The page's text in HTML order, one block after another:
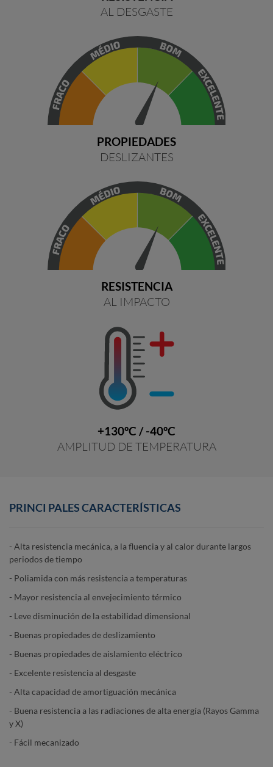
AL DESGASTE
PROPIEDADES
DESLIZANTES
RESISTENCIA
AL IMPACTO
+130ºC / -40ºC
AMPLITUD DE TEMPERATURA
PRINCI PALESCARACTERÍSTICAS
- Alta resistencia mecánica, a la fluencia y al calor durante largos
periodos de tiempo
- Poliamida con más resistencia a temperaturas
- Mayor resistencia al envejecimiento térmico
- Leve disminución de la estabilidad dimensional
- Buenas propiedades de deslizamiento
- Buenas propiedades de aislamiento eléctrico
- Excelente resistencia al desgaste
- Alta capacidad de amortiguación mecánica
- Buena resistencia a las radiaciones de alta energía (Rayos Gamma
y X)
- Fácil mecanizado